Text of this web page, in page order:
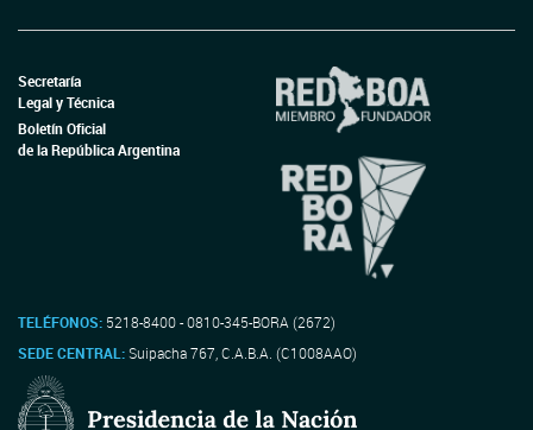
Secretaría
Legal y Técnica
Boletín Oficial
de la República Argentina
TELÉFONOS: 5218-8400 - 0810-345-BORA (2672)
SEDE CENTRAL:Suipacha 767, C.A.B.A. (C1008AAO)